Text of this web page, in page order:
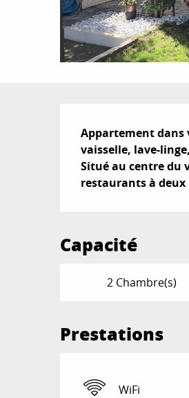
Appartement dans
vaisselle, lave-
Situé au centre du
restaurants à
Capacité
2 Chambre(s)
Prestations
WiFi